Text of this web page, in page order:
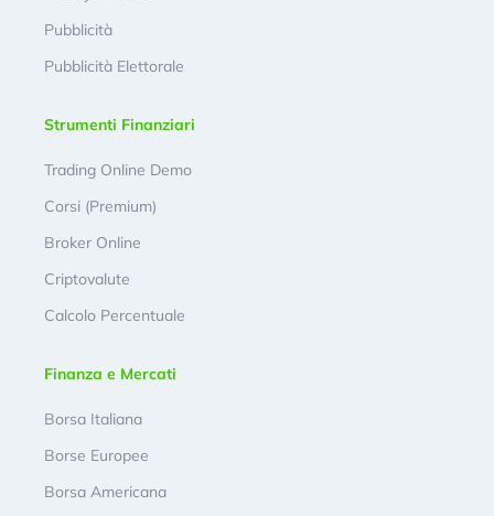
Pubblicità
Pubblicità Elettorale
Strumenti Finanziari
Trading Online Demo
Corsi (Premium)
Broker Online
Criptovalute
Calcolo Percentuale
Finanza e Mercati
Borsa Italiana
Borse Europee
Borsa Americana